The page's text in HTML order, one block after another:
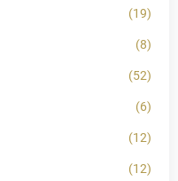
(19)
(8)
(52)
(6)
(12)
(12)